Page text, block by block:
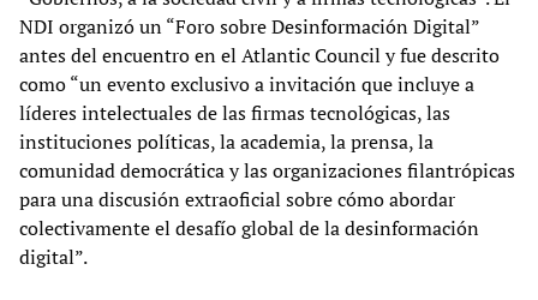
NDI organizó un “Foro sobre Desinformación Digital”
antes del encuentro en el Atlantic Council y fue descrito
como “un evento exclusivo a invitación que incluye a
líderes intelectuales de las firmas tecnológicas, las
instituciones políticas, la academia, la prensa, la
comunidad democrática y las organizaciones filantrópicas
para una discusión extraoficial sobre cómo abordar
colectivamente el desafío global de la desinformación
digital”.